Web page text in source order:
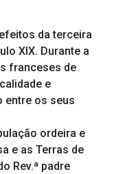
da terceira
XIX. Durante a
franceses de
e
entre os seus
ordeira e
e as Terras de
Rev.ª padre